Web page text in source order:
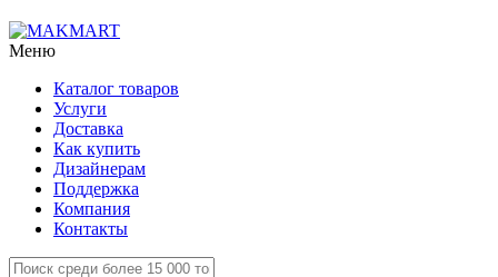
Меню
Каталог товаров
Услуги
Доставка
Как купить
Дизайнерам
Поддержка
Компания
Контакты